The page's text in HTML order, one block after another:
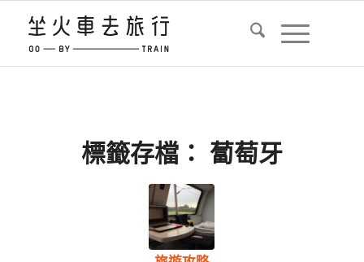
標籤存檔： 蔔萄牙